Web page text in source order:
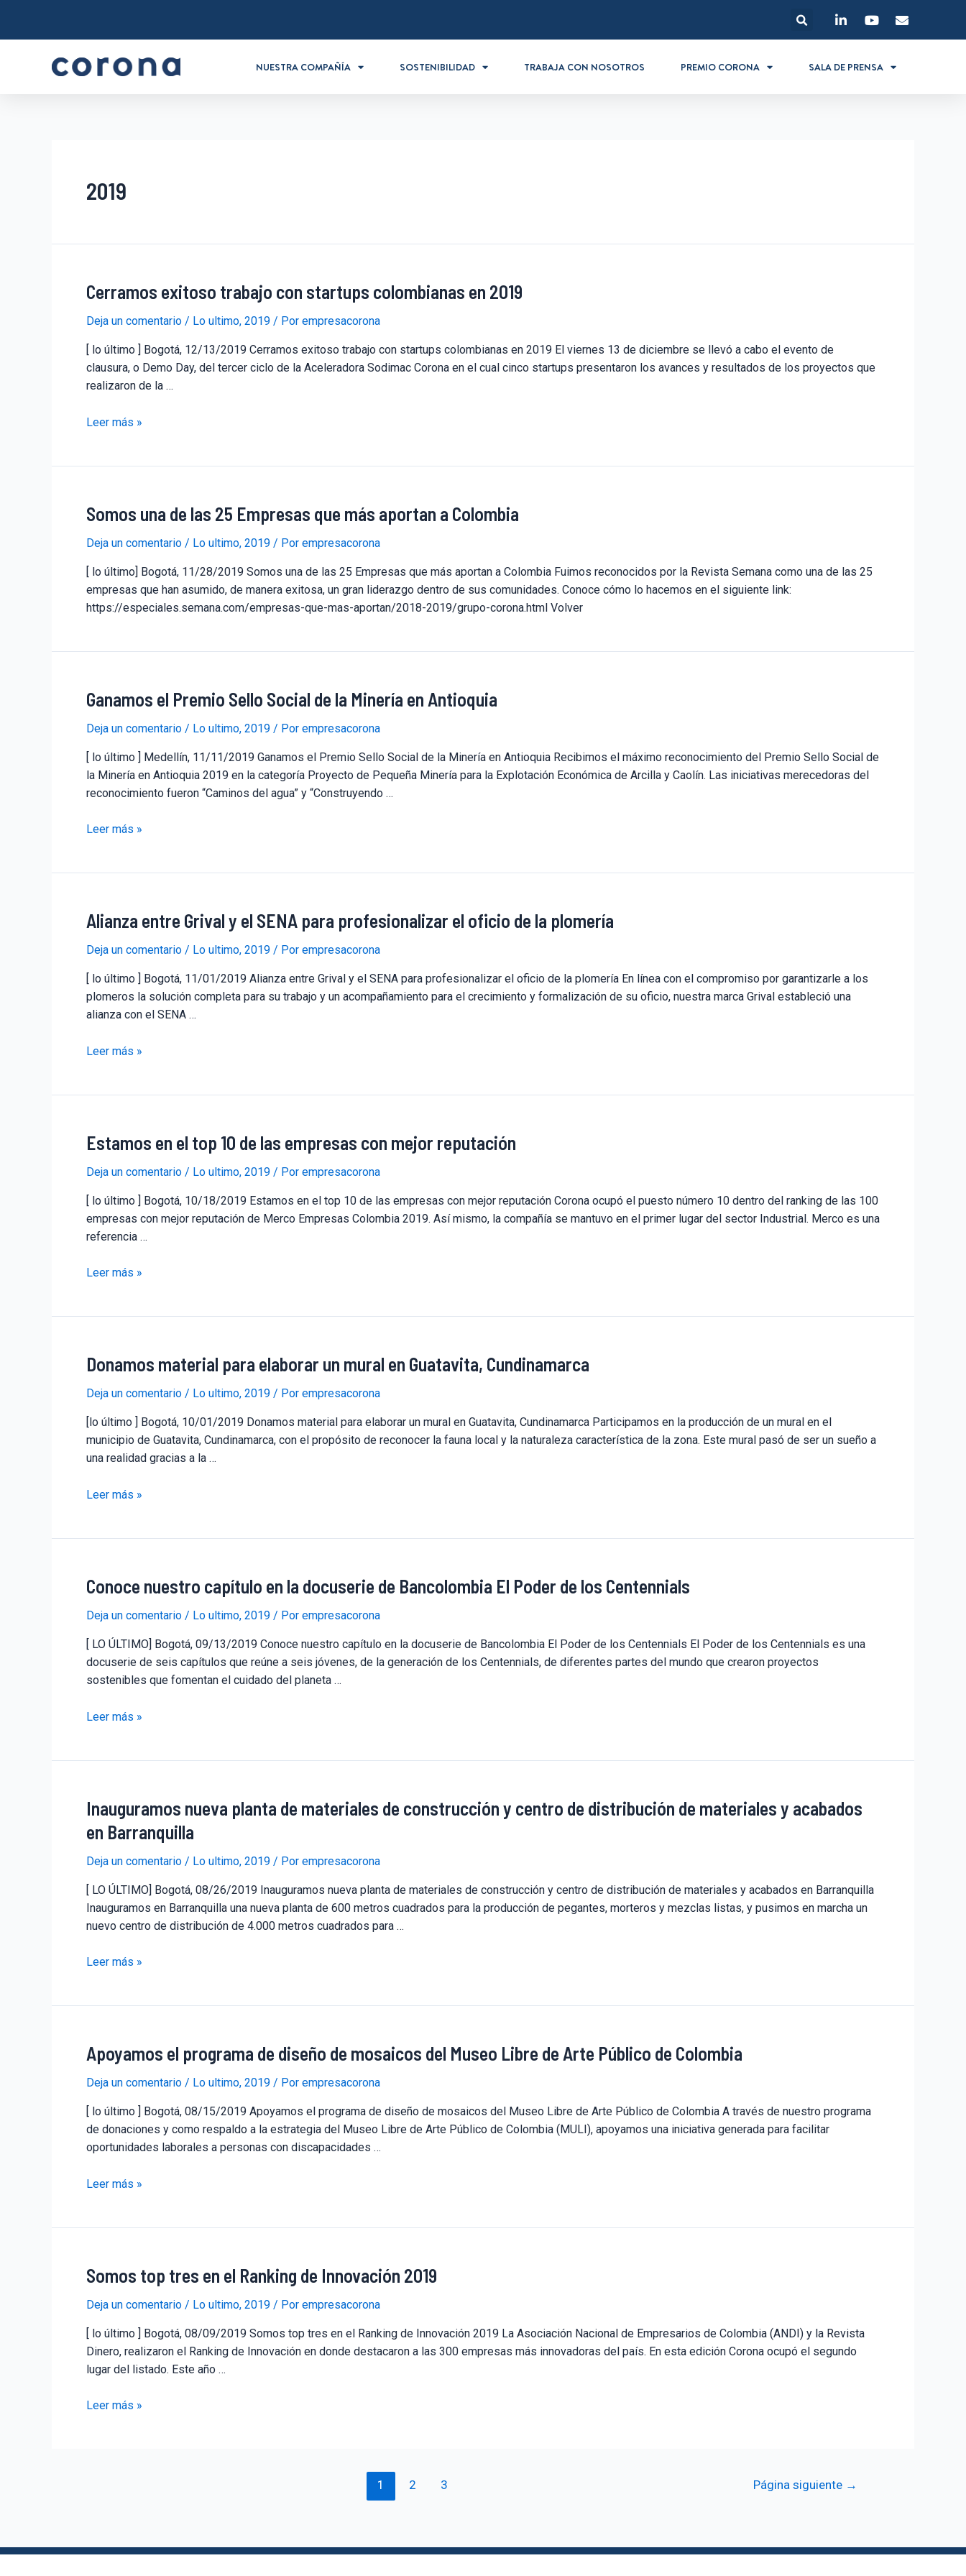
NUESTRA COMPAÑÍA SOSTENIBILIDAD TRABAJA CON NOSOTROS PREMIO CORONA SALA DE PRENSA
2019
Cerramos exitoso trabajo con startups colombianas en 2019
Deja un comentario / Lo ultimo, 2019 / Por empresacorona
[ lo último ] Bogotá, 12/13/2019 Cerramos exitoso trabajo con startups colombianas en 2019 El viernes 13 de diciembre se llevó a cabo el evento de
clausura, o Demo Day, del tercer ciclo de la Aceleradora Sodimac Corona en el cual cinco startups presentaron los avances y resultados de los proyectos que
realizaron de la …
Leer más »
Somos una de las 25 Empresas que más aportan a Colombia
Deja un comentario / Lo ultimo, 2019 / Por empresacorona
[ lo último] Bogotá, 11/28/2019 Somos una de las 25 Empresas que más aportan a Colombia Fuimos reconocidos por la Revista Semana como una de las 25
empresas que han asumido, de manera exitosa, un gran liderazgo dentro de sus comunidades. Conoce cómo lo hacemos en el siguiente link:
https://especiales.semana.com/empresas-que-mas-aportan/2018-2019/grupo-corona.html Volver
Ganamos el Premio Sello Social de la Minería en Antioquia
Deja un comentario / Lo ultimo, 2019 / Por empresacorona
[ lo último ] Medellín, 11/11/2019 Ganamos el Premio Sello Social de la Minería en Antioquia Recibimos el máximo reconocimiento del Premio Sello Social de
la Minería en Antioquia 2019 en la categoría Proyecto de Pequeña Minería para la Explotación Económica de Arcilla y Caolín. Las iniciativas merecedoras del
reconocimiento fueron “Caminos del agua” y “Construyendo …
Leer más »
Alianza entre Grival y el SENA para profesionalizar el oficio de la plomería
Deja un comentario / Lo ultimo, 2019 / Por empresacorona
[ lo último ] Bogotá, 11/01/2019 Alianza entre Grival y el SENA para profesionalizar el oficio de la plomería En línea con el compromiso por garantizarle a los
plomeros la solución completa para su trabajo y un acompañamiento para el crecimiento y formalización de su oficio, nuestra marca Grival estableció una
alianza con el SENA …
Leer más »
Estamos en el top 10 de las empresas con mejor reputación
Deja un comentario / Lo ultimo, 2019 / Por empresacorona
[ lo último ] Bogotá, 10/18/2019 Estamos en el top 10 de las empresas con mejor reputación Corona ocupó el puesto número 10 dentro del ranking de las 100
empresas con mejor reputación de Merco Empresas Colombia 2019. Así mismo, la compañía se mantuvo en el primer lugar del sector Industrial. Merco es una
referencia …
Leer más »
Donamos material para elaborar un mural en Guatavita, Cundinamarca
Deja un comentario / Lo ultimo, 2019 / Por empresacorona
[lo último ] Bogotá, 10/01/2019 Donamos material para elaborar un mural en Guatavita, Cundinamarca Participamos en la producción de un mural en el
municipio de Guatavita, Cundinamarca, con el propósito de reconocer la fauna local y la naturaleza característica de la zona. Este mural pasó de ser un sueño a
una realidad gracias a la …
Leer más »
Conoce nuestro capítulo en la docuserie de Bancolombia El Poder de los Centennials
Deja un comentario / Lo ultimo, 2019 / Por empresacorona
[ LO ÚLTIMO] Bogotá, 09/13/2019 Conoce nuestro capítulo en la docuserie de Bancolombia El Poder de los Centennials El Poder de los Centennials es una
docuserie de seis capítulos que reúne a seis jóvenes, de la generación de los Centennials, de diferentes partes del mundo que crearon proyectos
sostenibles que fomentan el cuidado del planeta …
Leer más »
Inauguramos nueva planta de materiales de construcción y centro de distribución de materiales y acabados
en Barranquilla
Deja un comentario / Lo ultimo, 2019 / Por empresacorona
[ LO ÚLTIMO] Bogotá, 08/26/2019 Inauguramos nueva planta de materiales de construcción y centro de distribución de materiales y acabados en Barranquilla
Inauguramos en Barranquilla una nueva planta de 600 metros cuadrados para la producción de pegantes, morteros y mezclas listas, y pusimos en marcha un
nuevo centro de distribución de 4.000 metros cuadrados para …
Leer más »
Apoyamos el programa de diseño de mosaicos del Museo Libre de Arte Público de Colombia
Deja un comentario / Lo ultimo, 2019 / Por empresacorona
[ lo último ] Bogotá, 08/15/2019 Apoyamos el programa de diseño de mosaicos del Museo Libre de Arte Público de Colombia A través de nuestro programa
de donaciones y como respaldo a la estrategia del Museo Libre de Arte Público de Colombia (MULI), apoyamos una iniciativa generada para facilitar
oportunidades laborales a personas con discapacidades …
Leer más »
Somos top tres en el Ranking de Innovación 2019
Deja un comentario / Lo ultimo, 2019 / Por empresacorona
[ lo último ] Bogotá, 08/09/2019 Somos top tres en el Ranking de Innovación 2019 La Asociación Nacional de Empresarios de Colombia (ANDI) y la Revista
Dinero, realizaron el Ranking de Innovación en donde destacaron a las 300 empresas más innovadoras del país. En esta edición Corona ocupó el segundo
lugar del listado. Este año …
Leer más »
1 2 3 Página siguiente →